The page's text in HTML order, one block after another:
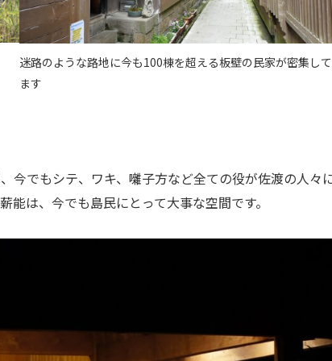
迷路のような路地に今も100棟を超える板壁の民家が密集し
ます
今でもシテ、ワキ、囃子方など全ての役が佐渡の人々
は、今でも島民にとって大事な空間です。